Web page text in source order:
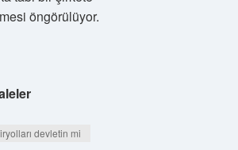
öngörülüyor.
devletin mi